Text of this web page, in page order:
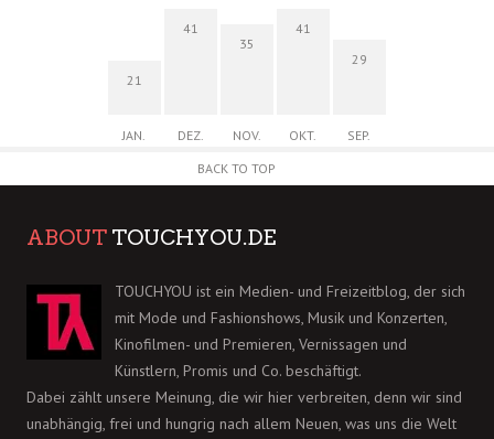
21
JAN.
41
DEZ.
35
NOV.
41
OKT.
29
SEP.
BACK TO TOP
ABOUT TOUCHYOU.DE
TOUCHYOU ist ein Medien- und Freizeitblog, der sich
mit Mode und Fashionshows, Musik und Konzerten,
Kinofilmen- und Premieren, Vernissagen und
Künstlern, Promis und Co. beschäftigt.
Dabei zählt unsere Meinung, die wir hier verbreiten, denn wir sind
unabhängig, frei und hungrig nach allem Neuen, was uns die Welt